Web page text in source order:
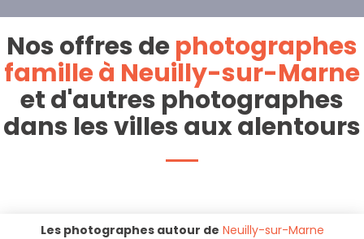
Nos offres dephotographes
famille à Neuilly-sur-Marne
et d'autres photographes
dans les villes aux alentours
Les photographes autour de Neuilly-sur-Marne